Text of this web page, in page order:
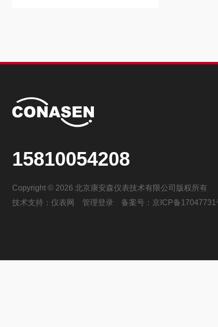
15810054208
Copyright © 2026 北京康安森仪表技术有限公司版权所有
技术支持： 仪表网 管理登录 备案号： 京ICP备17047731